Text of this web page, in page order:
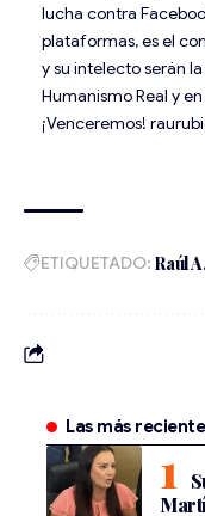
lucha contra
plataformas, es el
y su intelecto serán
Humanismo Real y
¡Venceremos!
ETIQUETADO: Raúl
Las más